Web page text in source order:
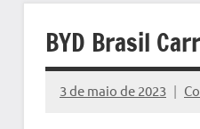
BYD Brasil
3 de maio de 2023